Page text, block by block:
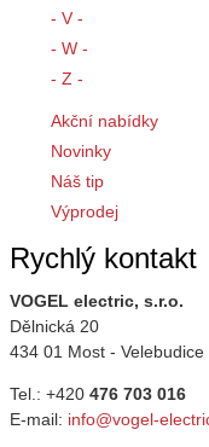
- V -
- W -
- Z -
Akční nabídky
Novinky
Náš tip
Výprodej
Rychlý kontakt
VOGEL electric, s.r.o.
Dělnická 20
434 01 Most - Velebudice
Tel.: +420 476 703 016
E-mail: info@vogel-